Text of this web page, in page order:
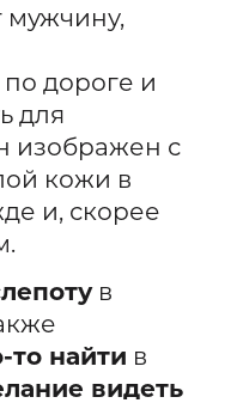
мужчину,
дороге и
для
изображен с
кожи в
и, скорее
в
то найти в
видеть